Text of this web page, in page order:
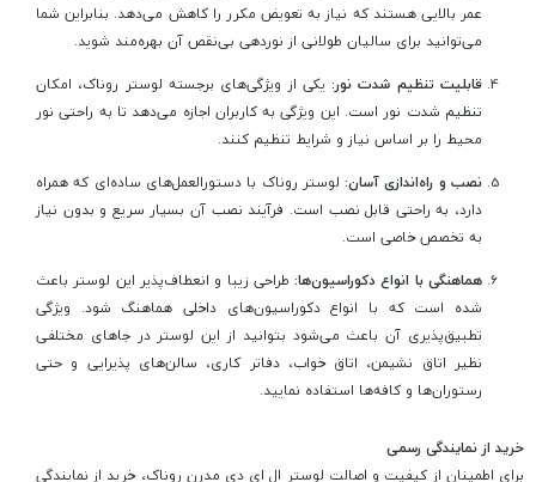
عمر بالایی هستند که نیاز به تعویض مکرر را کاهش می‌دهد. بنابراین شما
می‌توانید برای سالیان طولانی از نوردهی بی‌نقص آن بهره‌مند شوید.
قابلیت تنظیم شدت نور: یکی از ویژگی‌های برجسته لوستر روناک، امکان
تنظیم شدت نور است. این ویژگی به کاربران اجازه می‌دهد تا به راحتی نور
محیط را بر اساس نیاز و شرایط تنظیم کنند.
نصب و راه‌اندازی آسان: لوستر روناک با دستورالعمل‌های ساده‌ای که همراه
دارد، به راحتی قابل نصب است. فرآیند نصب آن بسیار سریع و بدون نیاز
به تخصص خاصی است.
هماهنگی با انواع دکوراسیون‌ها: طراحی زیبا و انعطاف‌پذیر این لوستر باعث
شده است که با انواع دکوراسیون‌های داخلی هماهنگ شود. ویژگی
تطبیق‌پذیری آن باعث می‌شود بتوانید از این لوستر در جاهای مختلفی
نظیر اتاق نشیمن، اتاق خواب، دفاتر کاری، سالن‌های پذیرایی و حتی
رستوران‌ها و کافه‌ها استفاده نمایید.
خرید از نمایندگی رسمی
برای اطمینان از کیفیت و اصالت لوستر ال ای دی مدرن روناک، خرید از نمایندگی